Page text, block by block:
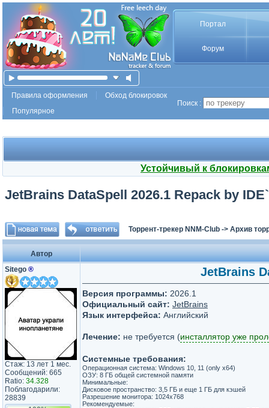
Портал
Форум
Правила оформления
Обход блокировок
Популярное
Поиск :
Устойчивый к
JetBrains DataSpell 2026.1 Repack by
Торрент-трекер NNM-Club -> Архив
Автор
Sitego ®
Стаж: 13 лет 1 мес.
Сообщений: 665
Ratio: 34.328
Поблагодарили:
28839
JetBrains
Версия программы: 2026.1
Официальный сайт: JetBrains
Язык интерфейса: Английский
Лечение: не требуется (инсталлятор уже
Системные требования:
Операционная система: Windows 10, 11 (only x64)
ОЗУ: 8 ГБ общей системной памяти
Минимальные:
Дисковое пространство: 3,5 ГБ и еще 1 ГБ для кэшей
Разрешение монитора: 1024x768
Рекомендуемые: